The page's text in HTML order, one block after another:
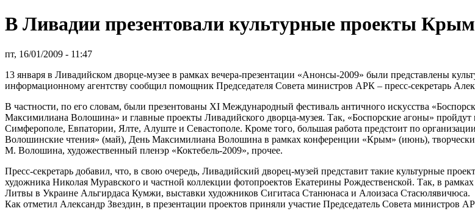
В Ливадии презентовали культурные проекты
пт, 16/01/2009 - 11:47
13 января в Ливадийском дворце-музее в рамках вечера-презентации «Анонсы-2009» были представлены
информационному агентству сообщил помощник Председателя Совета министров АРК – пресс-секретарь
В частности, по его словам, были презентованы XI Международный фестиваль античного искусства
Максимилиана Волошина» и главные проекты Ливадийского дворца-музея. Так, «Боспорские агоны» пройдут
Симферополе, Евпатории, Ялте, Алуште и Севастополе. Кроме того, большая работа предстоит по
Волошинские чтения» (май), День Максимилиана Волошина в рамках конференции «Крым» (июнь),
М. Волошина, художественный пленэр «Коктебель-2009», прочее.
Пресс-секретарь добавил, что, в свою очередь, Ливадийский дворец-музей представит такие культурные
художника Николая Муравского и частной коллекции фотопроектов Екатерины Рождественской. Так, в
Литвы в Украине Альгирдаса Кумжи, выставки художников Сигитаса Станюнаса и Алоизаса Стасюлявичюса.
Как отметил Александр Звездин, в презентации проектов приняли участие Председатель Совета министров